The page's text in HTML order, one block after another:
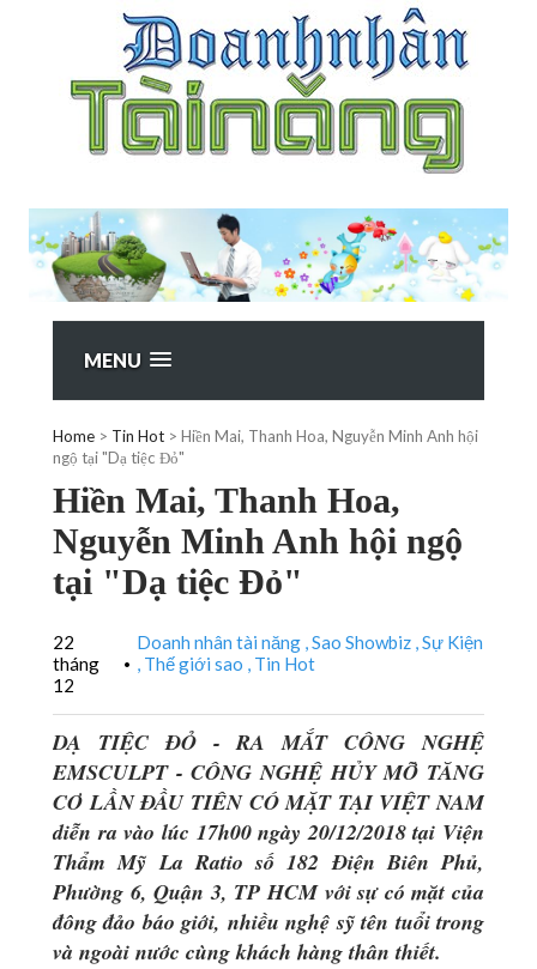
MENU
Home > Tin Hot > Hiền Mai, Thanh Hoa, Nguyễn Minh Anh hội
ngộ tại "Dạ tiệc Đỏ"
Hiền Mai, Thanh Hoa,
Nguyễn Minh Anh hội ngộ
tại "Dạ tiệc Đỏ"
22
tháng
12
•
Doanh nhân tài năng Sao Showbiz Sự Kiện
Thế giới sao
Tin Hot
DẠ TIỆC ĐỎ - RA MẮT CÔNG NGHỆ
EMSCULPT - CÔNG NGHỆ HỦY MỠ TĂNG
CƠ LẦN ĐẦU TIÊN CÓ MẶT TẠI VIỆT NAM
diễn ra vào lúc 17h00 ngày 20/12/2018 tại Viện
Thẩm Mỹ La Ratio số 182 Điện Biên Phủ,
Phường 6, Quận 3, TP HCM với sự có mặt của
đông đảo báo giới, nhiều nghệ sỹ tên tuổi trong
và ngoài nước cùng khách hàng thân thiết.